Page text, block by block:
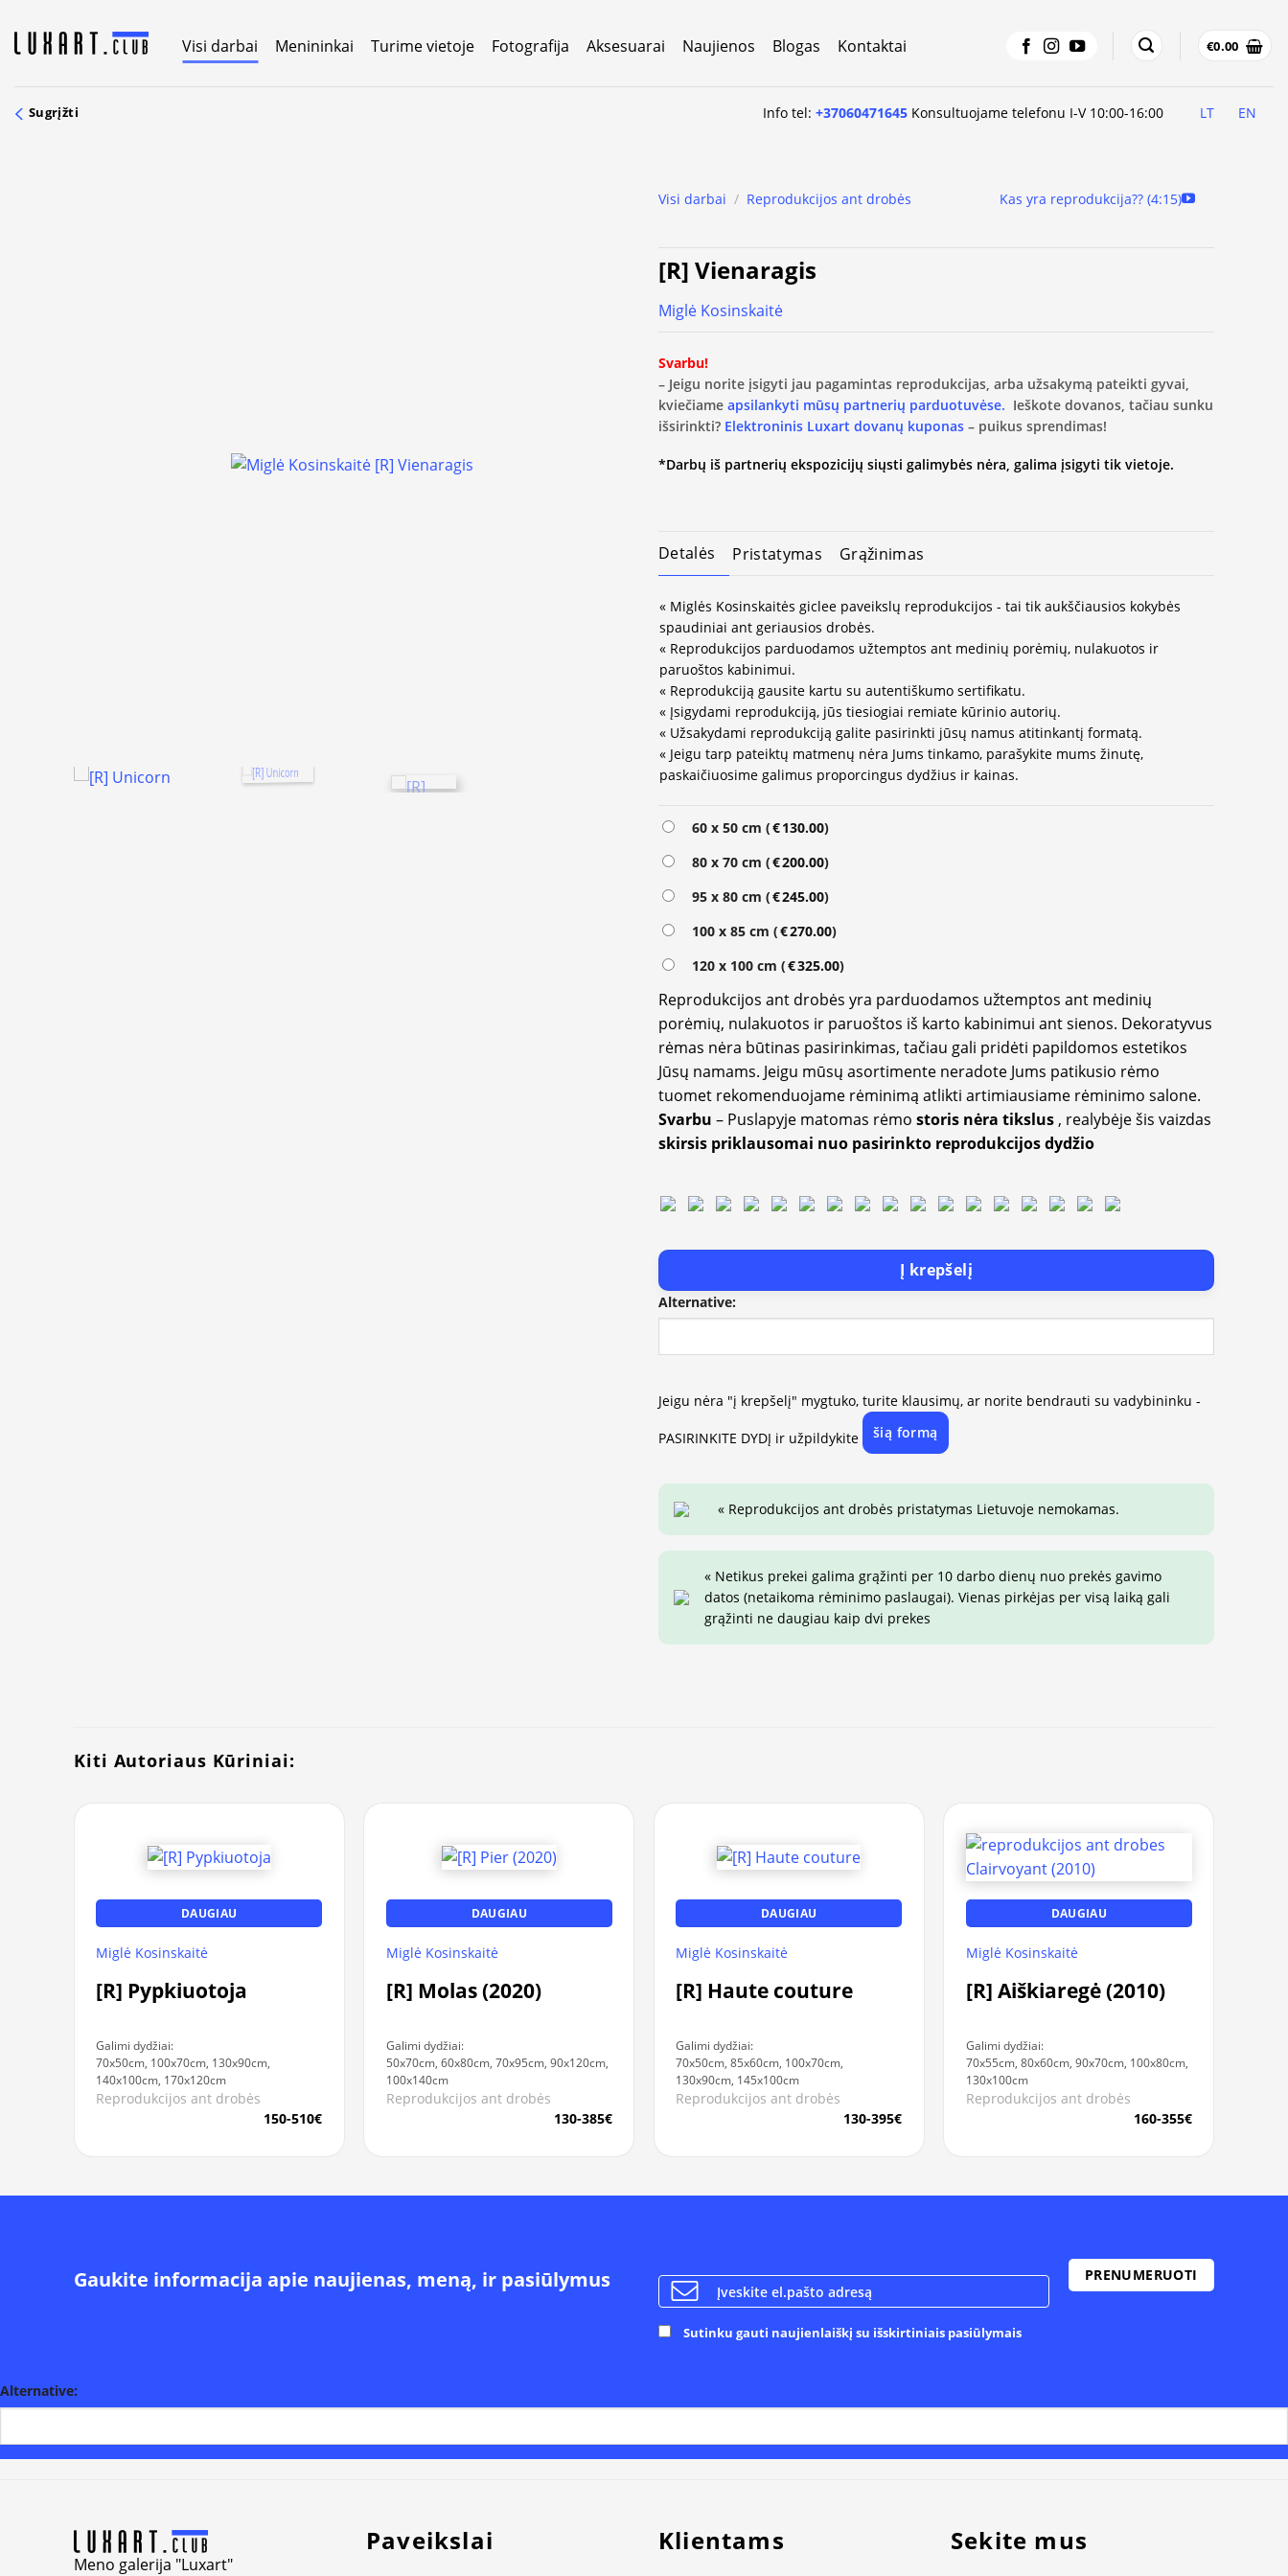
content
Visi darbai Menininkai Turime vietoje Fotografija Aksesuarai Naujienos Blogas Kontaktai €0.00
Sugrįžti Info tel:+37060471645 Konsultuojame telefonu I-V 10:00-16:00 LT EN
Visi darbai / Reprodukcijos ant drobės Kas yra reprodukcija?? (4:15)
[R] Vienaragis
Miglė Kosinskaitė
Svarbu!
– Jeigu norite įsigyti jau pagamintas reprodukcijas, arba užsakymą pateikti gyvai,
kviečiame apsilankyti mūsų partnerių parduotuvėse. Ieškote dovanos, tačiau sunku
išsirinkti? Elektroninis Luxart dovanų kuponas – puikus sprendimas!
*Darbų iš partnerių ekspozicijų siųsti galimybės nėra, galima įsigyti tik vietoje.
Detalės Pristatymas Grąžinimas
« Miglės Kosinskaitės giclee paveikslų reprodukcijos - tai tik aukščiausios kokybės
spaudiniai ant geriausios drobės.
« Reprodukcijos parduodamos užtemptos ant medinių porėmių, nulakuotos ir
paruoštos kabinimui.
« Reprodukciją gausite kartu su autentiškumo sertifikatu.
« Įsigydami reprodukciją, jūs tiesiogiai remiate kūrinio autorių.
« Užsakydami reprodukciją galite pasirinkti jūsų namus atitinkantį formatą.
« Jeigu tarp pateiktų matmenų nėra Jums tinkamo, parašykite mums žinutę,
paskaičiuosime galimus proporcingus dydžius ir kainas.
60 x 50 cm (€130.00)
80 x 70 cm (€200.00)
95 x 80 cm (€245.00)
100 x 85 cm (€270.00)
120 x 100 cm (€325.00)
Reprodukcijos ant drobės yra parduodamos užtemptos ant medinių
porėmių, nulakuotos ir paruoštos iš karto kabinimui ant sienos. Dekoratyvus
rėmas nėra būtinas pasirinkimas, tačiau gali pridėti papildomos estetikos
Jūsų namams. Jeigu mūsų asortimente neradote Jums patikusio rėmo
tuomet rekomenduojame rėminimą atlikti artimiausiame rėminimo salone.
Svarbu – Puslapyje matomas rėmo storis nėra tikslus , realybėje šis vaizdas
skirsis priklausomai nuo pasirinkto reprodukcijos dydžio
Į krepšelį
Alternative:
Jeigu nėra "į krepšelį" mygtuko, turite klausimų, ar norite bendrauti su vadybininku -
PASIRINKITE DYDĮ ir užpildykite šią formą
« Reprodukcijos ant drobės pristatymas Lietuvoje nemokamas.
« Netikus prekei galima grąžinti per 10 darbo dienų nuo prekės gavimo
datos (netaikoma rėminimo paslaugai). Vienas pirkėjas per visą laiką gali
grąžinti ne daugiau kaip dvi prekes
Kiti Autoriaus Kūriniai:
DAUGIAU
Miglė Kosinskaitė
[R] Pypkiuotoja
Galimi dydžiai:
70x50cm, 100x70cm, 130x90cm,
140x100cm, 170x120cm
Reprodukcijos ant drobės
150-510€
DAUGIAU
Miglė Kosinskaitė
[R] Molas (2020)
Galimi dydžiai:
50x70cm, 60x80cm, 70x95cm, 90x120cm,
100x140cm
Reprodukcijos ant drobės
130-385€
DAUGIAU
Miglė Kosinskaitė
[R] Haute couture
Galimi dydžiai:
70x50cm, 85x60cm, 100x70cm,
130x90cm, 145x100cm
Reprodukcijos ant drobės
130-395€
DAUGIAU
Miglė Kosinskaitė
[R] Aiškiaregė (2010)
Galimi dydžiai:
70x55cm, 80x60cm, 90x70cm, 100x80cm,
130x100cm
Reprodukcijos ant drobės
160-355€
Gaukite informacija apie naujienas, meną, ir pasiūlymus
Sutinku gauti naujienlaiškį su išskirtiniais pasiūlymais
Alternative:
Meno galerija "Luxart"
Paveikslai Klientams Sekite mus